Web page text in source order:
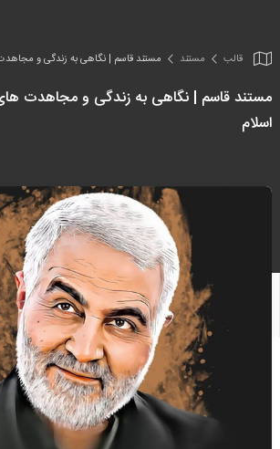
قالب مستند مستند قاسم | نگاهی به زندگی و
مستند قاسم | نگاهی به زندگی و مجاهدت
اسلام